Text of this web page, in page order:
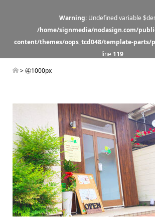
Warning: Undefined variable
/home/signmedia/nodasign.com/
content/themes/oops_tcd048/template-parts/
line 119
> ④1000px